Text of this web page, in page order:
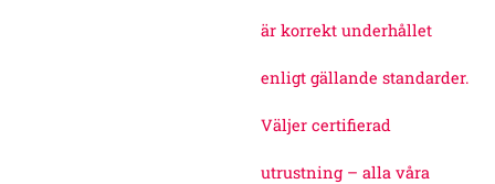
är korrekt underhållet
enligt gällande standarder.
Väljer certifierad
utrustning – alla våra